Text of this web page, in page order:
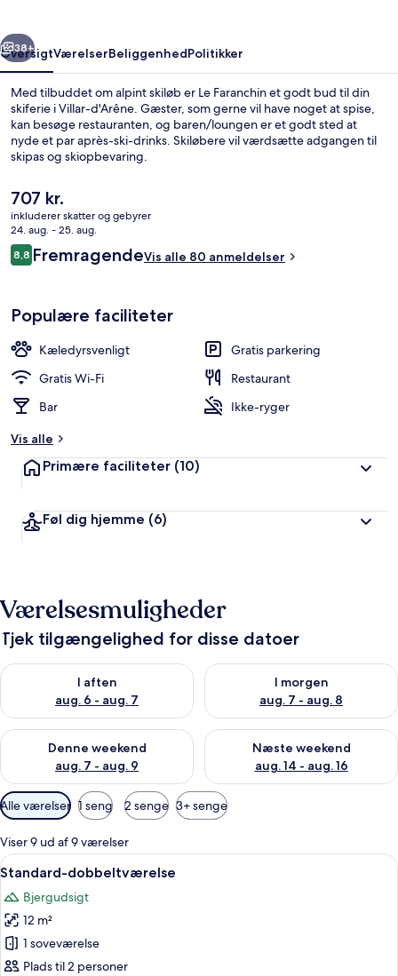
Næste
38+
OversigtVærelserBeliggenhedPolitikker
Med tilbuddet om alpint skiløb er Le Faranchin et godt bud til din
skiferie i Villar-d'Arêne. Gæster, som gerne vil have noget at spise,
kan besøge restauranten, og baren/loungen er et godt sted at
nyde et par après-ski-drinks. Skiløbere vil værdsætte adgangen til
skipas og skiopbevaring.
Den
nuværende
pris
er
707 kr.
707 kr.
inkluderer skatter og gebyrer
24. aug. - 25. aug.
Anmeldelser
8,88,8 ud af 10.
FremragendeVis alle 80 anmeldelser
Populære faciliteter
Kæledyrsvenligt
Gratis parkering
Gratis Wi-Fi
Restaurant
Bar
Ikke-ryger
Vis alle
Primære faciliteter (10)
Føl dig hjemme (6)
Værelsesmuligheder
Tjek tilgængelighed for disse datoer
I aften
aug. 6 - aug. 7
Tjek tilgængelighed for i aften aug. 6 - aug. 7
I morgen
aug. 7 - aug. 8
Tjek tilgængelighed for i
Denne weekend
aug. 7 - aug. 9
Tjek tilgængelighed for denne weekend aug. 7 - aug. 9
Næste weekend
aug. 14 - aug. 16
Tjek tilgængelighed for næste
Tilgængelige
filtre
for
værelser
Alle værelser 1 seng 2 senge 3+ senge
Viser 9 ud af 9 værelser
Indlæs
alle
billeder
af
Standard-
dobbeltværelse
Et soveværelse med en seng, et
12
Standard-dobbeltværelse
Bjergudsigt
12 m²
1 soveværelse
Plads til 2 personer